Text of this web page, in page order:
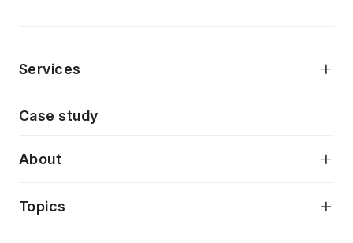
Services
AI駆動開発支援
デジタルプロダクトデザイン
デザインシステム構築支援
Case study
About
当社が目指しているもの
Topics